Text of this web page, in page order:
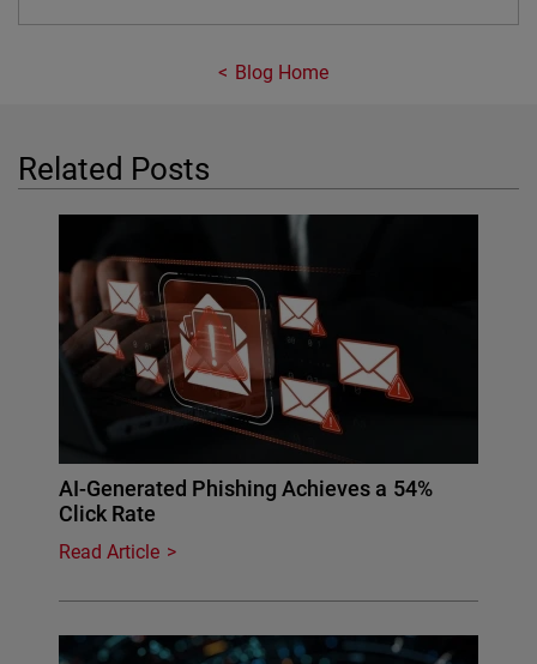
Blog Home
Related Posts
AI-Generated Phishing Achieves a 54%
Click Rate
Read Article